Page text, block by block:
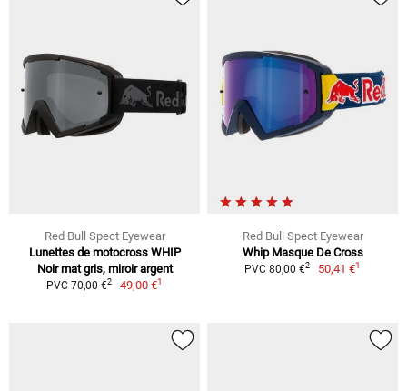
Red Bull Spect Eyewear
Lunettes de motocross WHIP
Noir mat gris, miroir argent
PVC 70,00 €2 49,00 €1
Red Bull Spect Eyewear
Whip Masque De Cross
PVC 80,00 €2 50,41 €1